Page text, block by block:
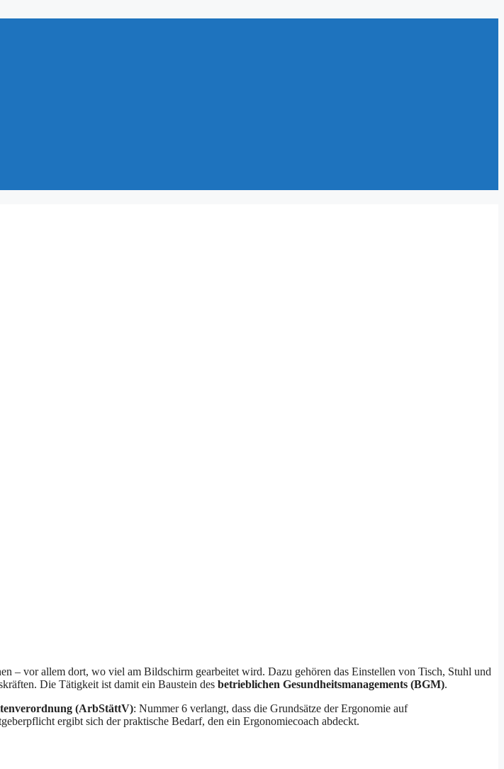
– vor allem dort, wo viel am Bildschirm gearbeitet wird. Dazu gehören das Einstellen von Tisch, Stuhl und
Die Tätigkeit ist damit ein Baustein des betrieblichen Gesundheitsmanagements (BGM).
(ArbStättV): Nummer 6 verlangt, dass die Grundsätze der Ergonomie auf
ergibt sich der praktische Bedarf, den ein Ergonomiecoach abdeckt.